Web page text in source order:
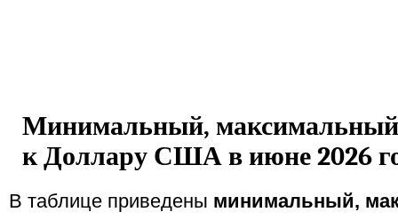
Минимальный, максимальный
к Доллару США в июне 2026
В таблице приведены минимальный,